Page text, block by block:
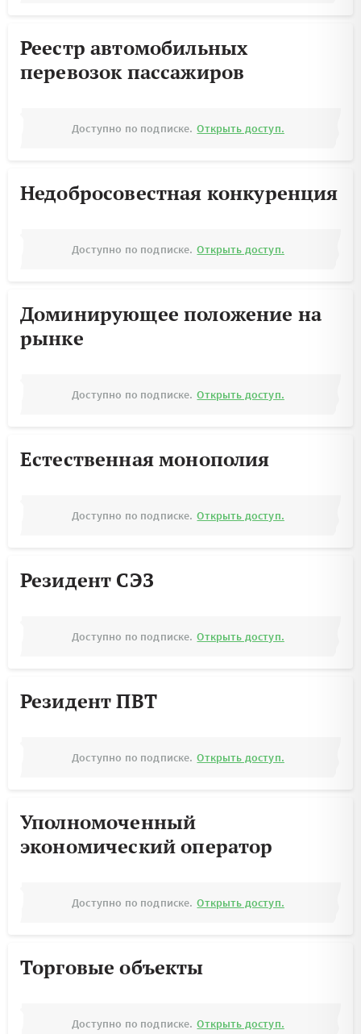
Реестр автомобильных
перевозок пассажиров
Доступно по подписке. Открыть доступ.
Недобросовестная конкуренция
Доступно по подписке. Открыть доступ.
Доминирующее положение на
рынке
Доступно по подписке. Открыть доступ.
Естественная монополия
Доступно по подписке. Открыть доступ.
Резидент СЭЗ
Доступно по подписке. Открыть доступ.
Резидент ПВТ
Доступно по подписке. Открыть доступ.
Уполномоченный
экономический оператор
Доступно по подписке. Открыть доступ.
Торговые объекты
Доступно по подписке. Открыть доступ.